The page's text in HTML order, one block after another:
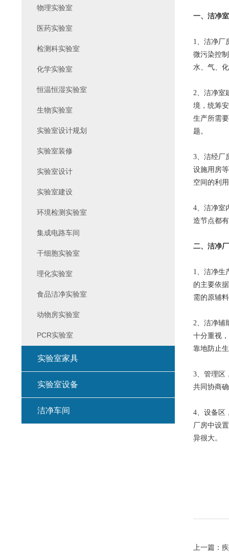
一、 洁净
1、 洁净厂
微污染控
水、气、
2、洁净室
境，统筹
生产所需
题。
3、 洁经厂
设施用房
空间的利
4、 洁净室
造节点都
二、 洁净
1、 洁净生
的主要依
需的原辅
2、 洁净辅
十分重视
靠地防止
3、 管理区
共同协商
4、 设备区
厂房中设
异很大。
上一篇：
物理实验室
医药实验室
检测科实验室
化学实验室
恒温恒湿实验室
生物实验室
实验室设计规划
实验室装修
实验室设计
实验室建设
环境检测实验室
集成电路车间
干细胞实验室
理化实验室
食品洁净实验室
动物房实验室
PCR实验室
实验室家具
实验室设备
洁净车间